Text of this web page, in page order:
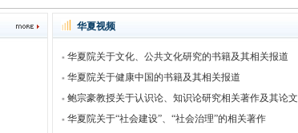
华夏视频
华夏院关于文化、公共文化研究的书籍及其相关报道
华夏院关于健康中国的书籍及其相关报道
鲍宗豪教授关于认识论、知识论研究相关著作及其论文
华夏院关于“社会建设”、“社会治理”的相关著作